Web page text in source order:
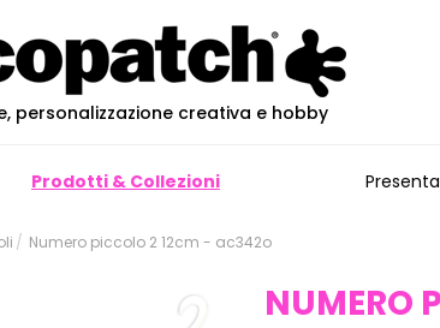
personalizzazione creativa e hobby
Prodotti & Collezioni
Numero piccolo 2 12cm - ac342o
NUMERO